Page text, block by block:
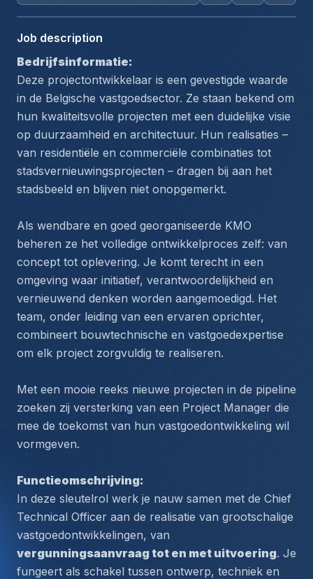
Job description
Bedrijfsinformatie:
Deze projectontwikkelaar is een gevestigde waarde
in de Belgische vastgoedsector. Ze staan bekend om
hun kwaliteitsvolle projecten met een duidelijke visie
op duurzaamheid en architectuur. Hun realisaties –
van residentiële en commerciële combinaties tot
stadsvernieuwingsprojecten – dragen bij aan het
stadsbeeld en blijven niet onopgemerkt.
Als wendbare en goed georganiseerde KMO
beheren ze het volledige ontwikkelproces zelf: van
concept tot oplevering. Je komt terecht in een
omgeving waar initiatief, verantwoordelijkheid en
vernieuwend denken worden aangemoedigd. Het
team, onder leiding van een ervaren oprichter,
combineert bouwtechnische en vastgoedexpertise
om elk project zorgvuldig te realiseren.
Met een mooie reeks nieuwe projecten in de pipeline
zoeken zij versterking van een Project Manager die
mee de toekomst van hun vastgoedontwikkeling wil
vormgeven.
Functieomschrijving:
In deze sleutelrol werk je nauw samen met de Chief
Technical Officer aan de realisatie van grootschalige
vergunningsaanvraag tot en met uitvoering. Je
fungeert als schakel tussen ontwerp, techniek en